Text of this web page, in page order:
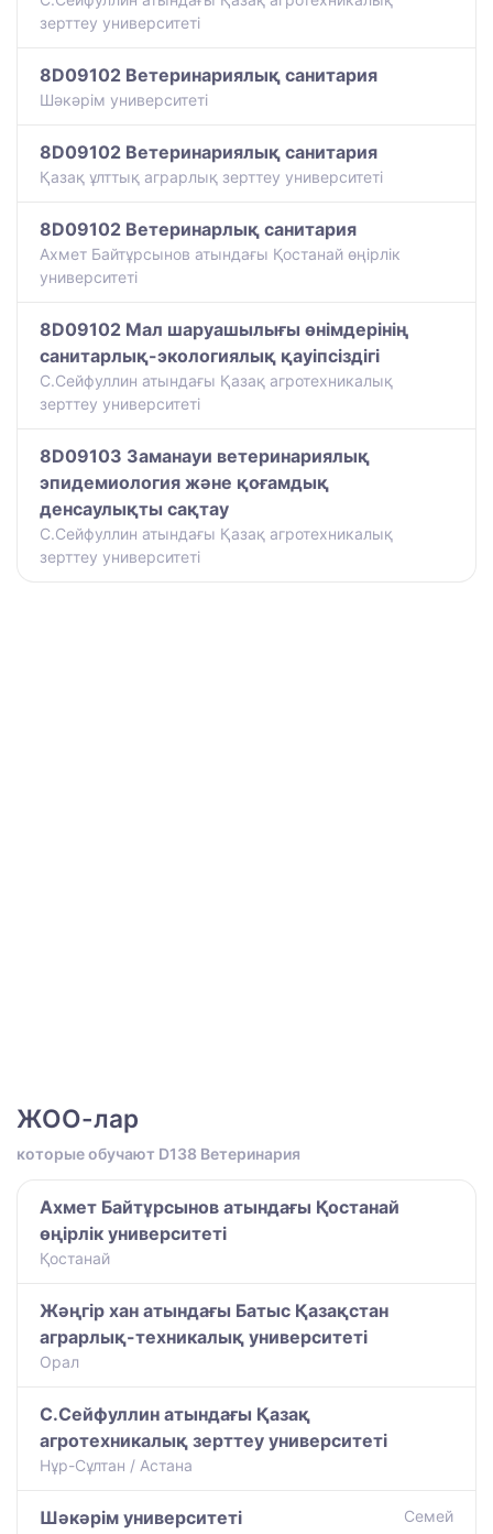
зерттеу университеті
8D09102 Ветеринариялық санитария
Шәкәрім университеті
8D09102 Ветеринариялық санитария
Қазақ ұлттық аграрлық зерттеу университеті
8D09102 Ветеринарлық санитария
Ахмет Байтұрсынов атындағы Қостанай өңірлік
университеті
8D09102 Мал шаруашылығы өнімдерінің
санитарлық-экологиялық қауіпсіздігі
С.Сейфуллин атындағы Қазақ агротехникалық
зерттеу университеті
8D09103 Заманауи ветеринариялық
эпидемиология және қоғамдық
денсаулықты сақтау
С.Сейфуллин атындағы Қазақ агротехникалық
зерттеу университеті
ЖОО-лар
которые обучают D138 Ветеринария
Ахмет Байтұрсынов атындағы Қостанай
өңірлік университеті
Қостанай
Жәңгір хан атындағы Батыс Қазақстан
аграрлық-техникалық университеті
Орал
С.Сейфуллин атындағы Қазақ
агротехникалық зерттеу университеті
Нұр-Сұлтан / Астана
Шәкәрім университеті Семей